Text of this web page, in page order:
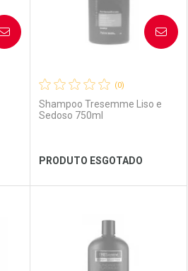
Ver Desconto Convênio
(0)
Shampoo Tresemme Liso e
Sedoso 750ml
PRODUTO ESGOTADO
AVISE-ME
Laboratório
Por Menos